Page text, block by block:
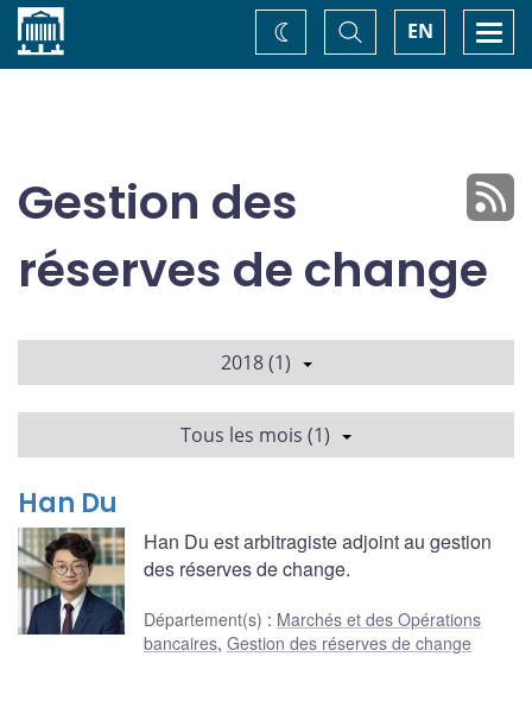
Accueil EN
Basculer
la
recherche
Changez
de
Gestion des
réserves de change
2018 (1)
Tous les mois (1)
Han Du
Han Du est arbitragiste adjoint au gestion
des réserves de change.
Département(s) : Marchés et des Opérations
bancaires, Gestion des réserves de change